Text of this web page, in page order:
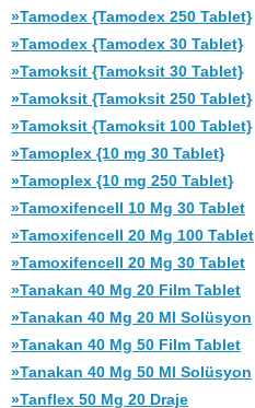
»Tamodex {Tamodex 250 Tablet}
»Tamodex {Tamodex 30 Tablet}
»Tamoksit {Tamoksit 30 Tablet}
»Tamoksit {Tamoksit 250 Tablet}
»Tamoksit {Tamoksit 100 Tablet}
»Tamoplex {10 mg 30 Tablet}
»Tamoplex {10 mg 250 Tablet}
»Tamoxifencell 10 Mg 30 Tablet
»Tamoxifencell 20 Mg 100 Tablet
»Tamoxifencell 20 Mg 30 Tablet
»Tanakan 40 Mg 20 Film Tablet
»Tanakan 40 Mg 20 Ml Solüsyon
»Tanakan 40 Mg 50 Film Tablet
»Tanakan 40 Mg 50 Ml Solüsyon
»Tanflex 50 Mg 20 Draje